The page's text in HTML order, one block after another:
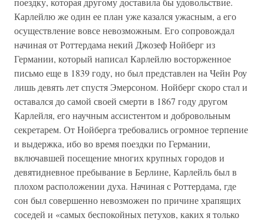
Карлейлю же один ее план уже казался ужасным, а его
осуществление вовсе невозможным. Его сопровождал
начиная от Роттердама некий Джозеф Нойберг из
Германии, который написал Карлейлю восторженное
письмо еще в 1839 году, но был представлен на Чейн Роу
лишь девять лет спустя Эмерсоном. Нойберг скоро стал и
оставался до самой своей смерти в 1867 году другом
Карлейля, его научным ассистентом и добровольным
секретарем. От Нойберга требовались огромное терпение
и выдержка, ибо во время поездки по Германии,
включавшей посещение многих крупных городов и
девятидневное пребывание в Берлине, Карлейль был в
плохом расположении духа. Начиная с Роттердама, где
сон был совершенно невозможен по причине храпящих
соседей и «самых беспокойных петухов, каких я только